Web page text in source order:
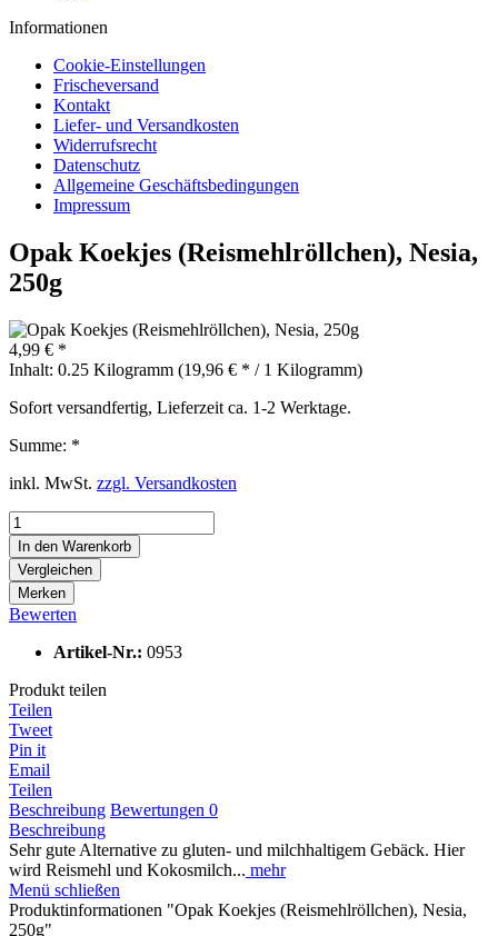
Informationen
Cookie-Einstellungen
Frischeversand
Kontakt
Liefer- und Versandkosten
Widerrufsrecht
Datenschutz
Allgemeine Geschäftsbedingungen
Impressum
Opak Koekjes (Reismehlröllchen), Nesia,
250g
4,99 € *
Inhalt: 0.25 Kilogramm (19,96 € * / 1 Kilogramm)
Sofort versandfertig, Lieferzeit ca. 1-2 Werktage.
Summe: *
inkl. MwSt. zzgl. Versandkosten
In den Warenkorb
Vergleichen
Merken
Bewerten
Artikel-Nr.: 0953
Produkt teilen
Teilen
Tweet
Pin it
Email
Teilen
Beschreibung Bewertungen 0
Beschreibung
Sehr gute Alternative zu gluten- und milchhaltigem Gebäck. Hier
wird Reismehl und Kokosmilch... mehr
Menü schließen
Produktinformationen "Opak Koekjes (Reismehlröllchen), Nesia,
250g"